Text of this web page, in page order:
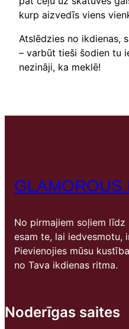
kurp aizvedīs viens
Atslēdzies no ikdienas,
– varbūt tieši šodien tu
nezināji, ka meklē!
No pirmajiem soļiem līdz
esam te, lai iedvesmotu,
Pievienojies mūsu
no Tava ikdienas ritma.
Noderīgas saites